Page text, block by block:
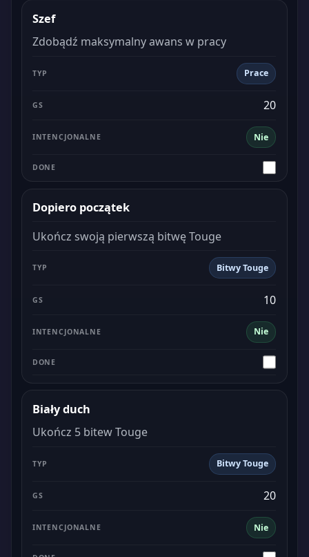
Szef
Zdobądź maksymalny awans w pracy
Prace
Nie
20
Dopiero początek
Ukończ swoją pierwszą bitwę Touge
Bitwy Touge
Nie
10
Biały duch
Ukończ 5 bitew Touge
Bitwy Touge
Nie
20